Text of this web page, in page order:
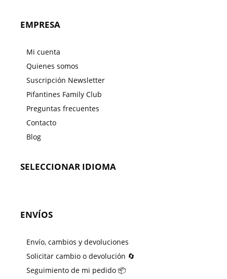
EMPRESA
Mi cuenta
Quienes somos
Suscripción Newsletter
Pifantines Family Club
Preguntas frecuentes
Contacto
Blog
SELECCIONAR IDIOMA
ENVÍOS
Envío, cambios y devoluciones
Solicitar cambio o devolución 🔄
Seguimiento de mi pedido 📦